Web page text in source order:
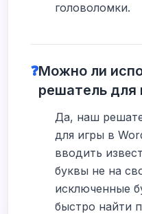
головоломки.
❓Можно ли
решатель для
Да, наш
для игры в
вводить
буквы не на
исключенные
быстро найти